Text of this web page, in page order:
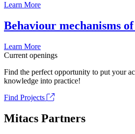
Learn More
Behaviour mechanisms
Learn More
Current openings
Find the perfect opportunity to put your
knowledge into practice!
Find Projects
Mitacs Partners